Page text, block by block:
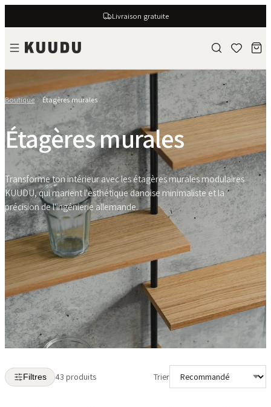
Livraison gratuite
Boutique Étagères murales
Étagères murales
Transforme ton intérieur avec les étagères murales modulaires
KUUDU, qui marient l'esthétique danoise minimaliste et la
précision de l'ingénierie allemande.
Filtres 43 produits Trier